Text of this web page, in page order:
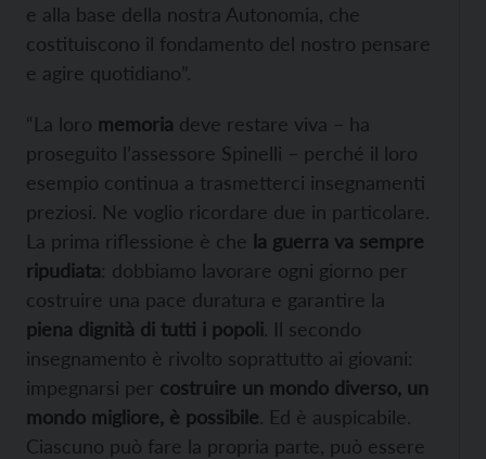
e alla base della nostra Autonomia, che
costituiscono il fondamento del nostro pensare
e agire quotidiano”.
“La loro memoria deve restare viva – ha
proseguito l’assessore Spinelli – perché il loro
esempio continua a trasmetterci insegnamenti
preziosi. Ne voglio ricordare due in particolare.
La prima riflessione è che la guerra va sempre
ripudiata: dobbiamo lavorare ogni giorno per
costruire una pace duratura e garantire la
piena dignità di tutti i popoli. Il secondo
insegnamento è rivolto soprattutto ai giovani:
impegnarsi per costruire un mondo diverso, un
mondo migliore, è possibile. Ed è auspicabile.
Ciascuno può fare la propria parte, può essere